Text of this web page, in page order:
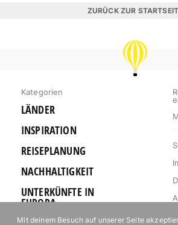
ZURÜCK ZUR
Kategorien
LÄNDER
INSPIRATION
REISEPLANUNG
NACHHALTIGKEIT
UNTERKÜNFTE IN
EUROPA
Mit deinem Besuch auf unserer Seite